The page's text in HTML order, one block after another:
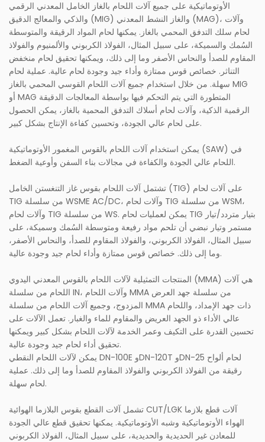
الأوتوماتيكية على جميع آلات اللحام بالغاز الخامل المعدني الرقمي
والذكي والمعالج الدقيق (MIG) والغاز النشط المعدني (MAG)، وآلات
لحام سلك التدفق المحمي بالغاز. يمكنها لحام المواد الرقيقة والمتوسطة
السُمك والسميكة، على سبيل المثال، الفولاذ الكربوني والألمنيوم والفولاذ
المقاوم للصدأ والنحاس الأصفر وما إلى ذلك، ويمكنها تحقيق لحام منخفض
التناثر. خصائص قوس ممتازة وأداء جيد وجودة لحام عالية. عملية لحام
سهلة. من خلال استخدام جميع آلات اللحام القوسي المحمي بالغاز MIG
أو MAG المتطورة التي يتم التحكم فيها بواسطة المعالجات الدقيقة
الرقمية الذكية، وآلات لحام أسلاك التدفق المحمية بالغاز، يمكن الحصول
على لحام عالي الجودة، وتحسين كفاءة الإنتاج بشكل كبير.
يمكن استخدام آلات اللحام بالقوس المغمور الأوتوماتيكية (SAW) في
اللحام عالي الجودة والكفاءة في مجالات بناء السفن وأوعية الضغط.
تشتمل آلات اللحام بقوس غاز التنغستن الخامل (TIG) على آلات لحام
TIG من سلسلة WSME AC/DC، وآلات لحام TIG من سلسلة WSM،
وآلات لحام TIG من سلسلة WS. يمكن لعمليات لحام TIG بتيار متردد/تيار
مستمر وتيار نبضي أن تلحم مواد رفيعة ومتوسطة السُمك وسميكة، على
سبيل المثال، الفولاذ الكربوني، والفولاذ المقاوم للصدأ، والنحاس الأصفر،
وما إلى ذلك. خصائص قوس ممتازة وأداء لحام جيد وجودة عالية.
المنتجات التمثيلية لآلات اللحام بالقوس المعدني اليدوي (MMA) هي آلات
اللحام من سلسلة IN، وآلات اللحام MMA من سلسلة جهد العرض
المزدوج، وجميع آلات اللحام من سلسلة MMA ذات جهد الإمداد، واللحام
عالي الأداء ذو ​​الجهد العريض والمقاوم للماء والغبار. تعمل الآلات على
تحسين القدرة على التكيف وعمر الخدمة لآلات اللحام بشكل كبير ويمكنها
تحقيق أداء لحام جيد وجودة عالية.
يمكن لآلات اللحام النقطي DN-100E وDN-120T وDN-25 لحام ألواح
رقيقة من الفولاذ الكربوني والفولاذ المقاوم للصدأ وما إلى ذلك. عملية
لحام سهلة.
تشمل آلات القطع بقوس البلازما الهوائية CUT/LGK آلات قطع بلازما
الهواء الأوتوماتيكية وشبه الأوتوماتيكية. يمكنها تحقيق قطع عالي الجودة
للمعادن غير الحديدية والحديدية، على سبيل المثال، الفولاذ الكربوني